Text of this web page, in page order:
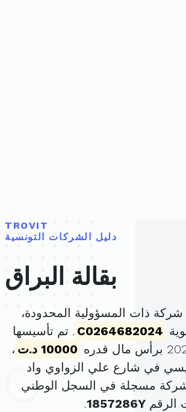
TROVIT
دليل الشركات التونسية
بقالة البراق
شركة ذات المسؤولية المحدودة،
C0264682024 . تم تأسيسها
10000 د.ت
،
في شارع علي الزواوي واد
مسجلة في السجل الوطني
1857286Y
.